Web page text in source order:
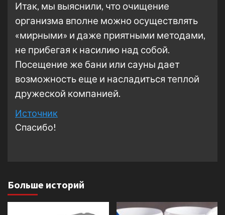
Итак, мы выяснили, что очищение
организма вполне можно осуществлять
«мирными» и даже приятными методами,
не прибегая к насилию над собой.
Посещение же бани или сауны дает
возможность еще и насладиться теплой
дружеской компанией.
Источник
Спасибо!
Больше историй